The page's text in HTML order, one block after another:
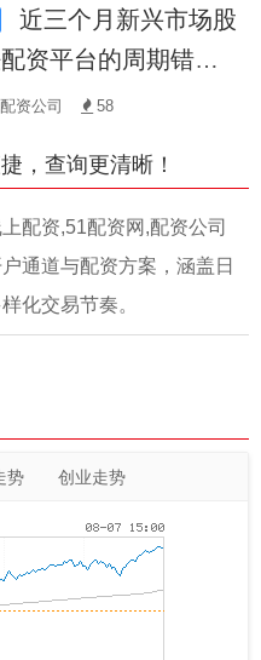
近三个月新兴市场股
资平台的周期错配
不同资金属
资公司 58
，查询更清晰！
配资,51配资网,配资公司
通道与配资方案，涵盖日
化交易节奏。
势 创业走势